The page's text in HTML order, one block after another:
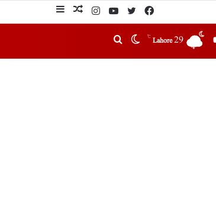
Lahore29
℃